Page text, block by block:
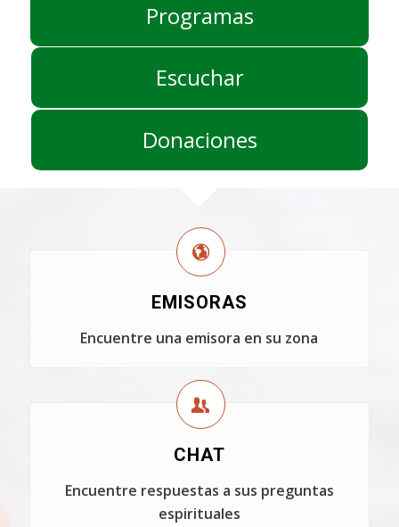
Programas
Escuchar
Donaciones
EMISORAS
Encuentre una emisora en su zona
CHAT
Encuentre respuestas a sus preguntas
espirituales